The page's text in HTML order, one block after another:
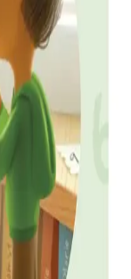
2026/2027.
for side og
tips, forslag til
aktiv
elevene kan
er